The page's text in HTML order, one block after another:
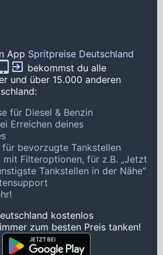
App Spritpreise Deutschland
bekommst du alle
und über 15.000 anderen
für Diesel & Benzin
Erreichen deines
bevorzugte Tankstellen
mit Filteroptionen, für z.B. „Jetzt
Tankstellen in der Nähe“
kostenlos
zum besten Preis tanken!